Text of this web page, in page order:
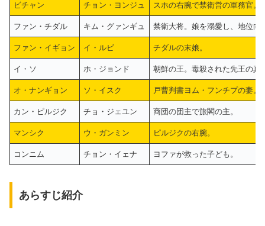
ビチャン チョン・ヨンジュ スホの右腕で禁衛営の軍務官。
ファン・チダル キム・グァンギュ 禁衛大将。娘を溺愛し、地位向
ファン・イギョン イ・ルビ チダルの末娘。
イ・ソ ホ・ジョンド 朝鮮の王。毒殺された先王の真
オ・ナンギョン ソ・イスク 戸曹判書ヨム・フンチプの妻。
カン・ピルジク チョ・ジェユン 商団の団主で旅閣の主。
マンシク ウ・ガンミン ピルジクの右腕。
コンニム チョン・イェナ ヨファが救った子ども。
あらすじ紹介